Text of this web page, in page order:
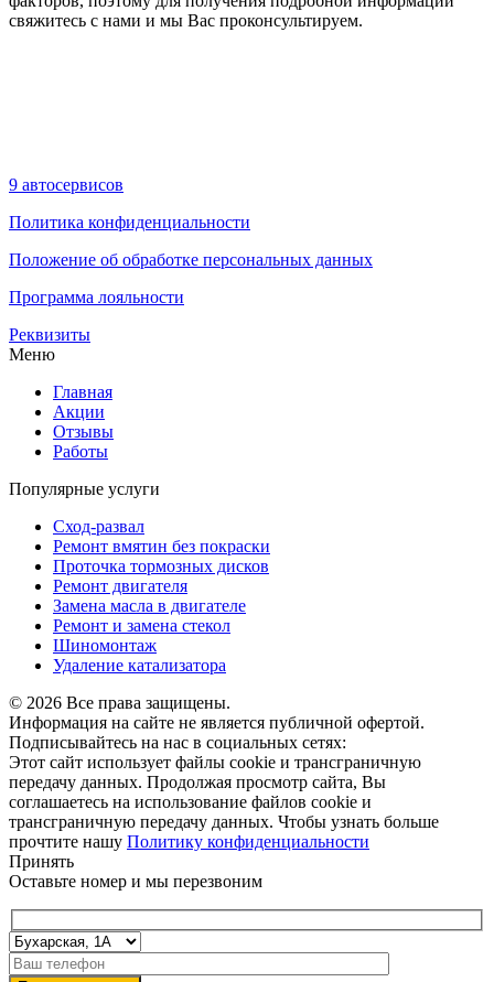
свяжитесь с нами и мы Вас проконсультируем.
9 автосервисов
Политика конфиденциальности
Положение об обработке персональных данных
Программа лояльности
Реквизиты
Меню
Главная
Акции
Отзывы
Работы
Популярные услуги
Сход-развал
Ремонт вмятин без покраски
Проточка тормозных дисков
Ремонт двигателя
Замена масла в двигателе
Ремонт и замена стекол
Шиномонтаж
Удаление катализатора
© 2026 Все права защищены.
Информация на сайте не является публичной офертой.
Подписывайтесь на нас в социальных сетях:
Этот сайт использует файлы cookie и трансграничную
передачу данных. Продолжая просмотр сайта, Вы
соглашаетесь на использование файлов cookie и
трансграничную передачу данных. Чтобы узнать больше
прочтите нашу Политику конфиденциальности
Принять
Оставьте номер и мы перезвоним